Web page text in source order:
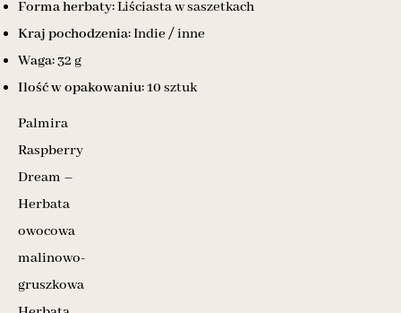
Forma herbaty:Liściasta w saszetkach
Kraj pochodzenia:Indie / inne
Waga:32 g
Ilość w opakowaniu:10 sztuk
Palmira
Raspberry
Dream –
Herbata
owocowa
malinowo-
gruszkowa